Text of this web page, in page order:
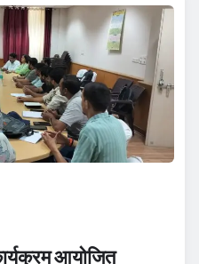
आयोजित